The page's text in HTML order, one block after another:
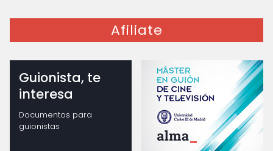
Afiliate
Guionista, te
interesa
Documentos para
guionistas